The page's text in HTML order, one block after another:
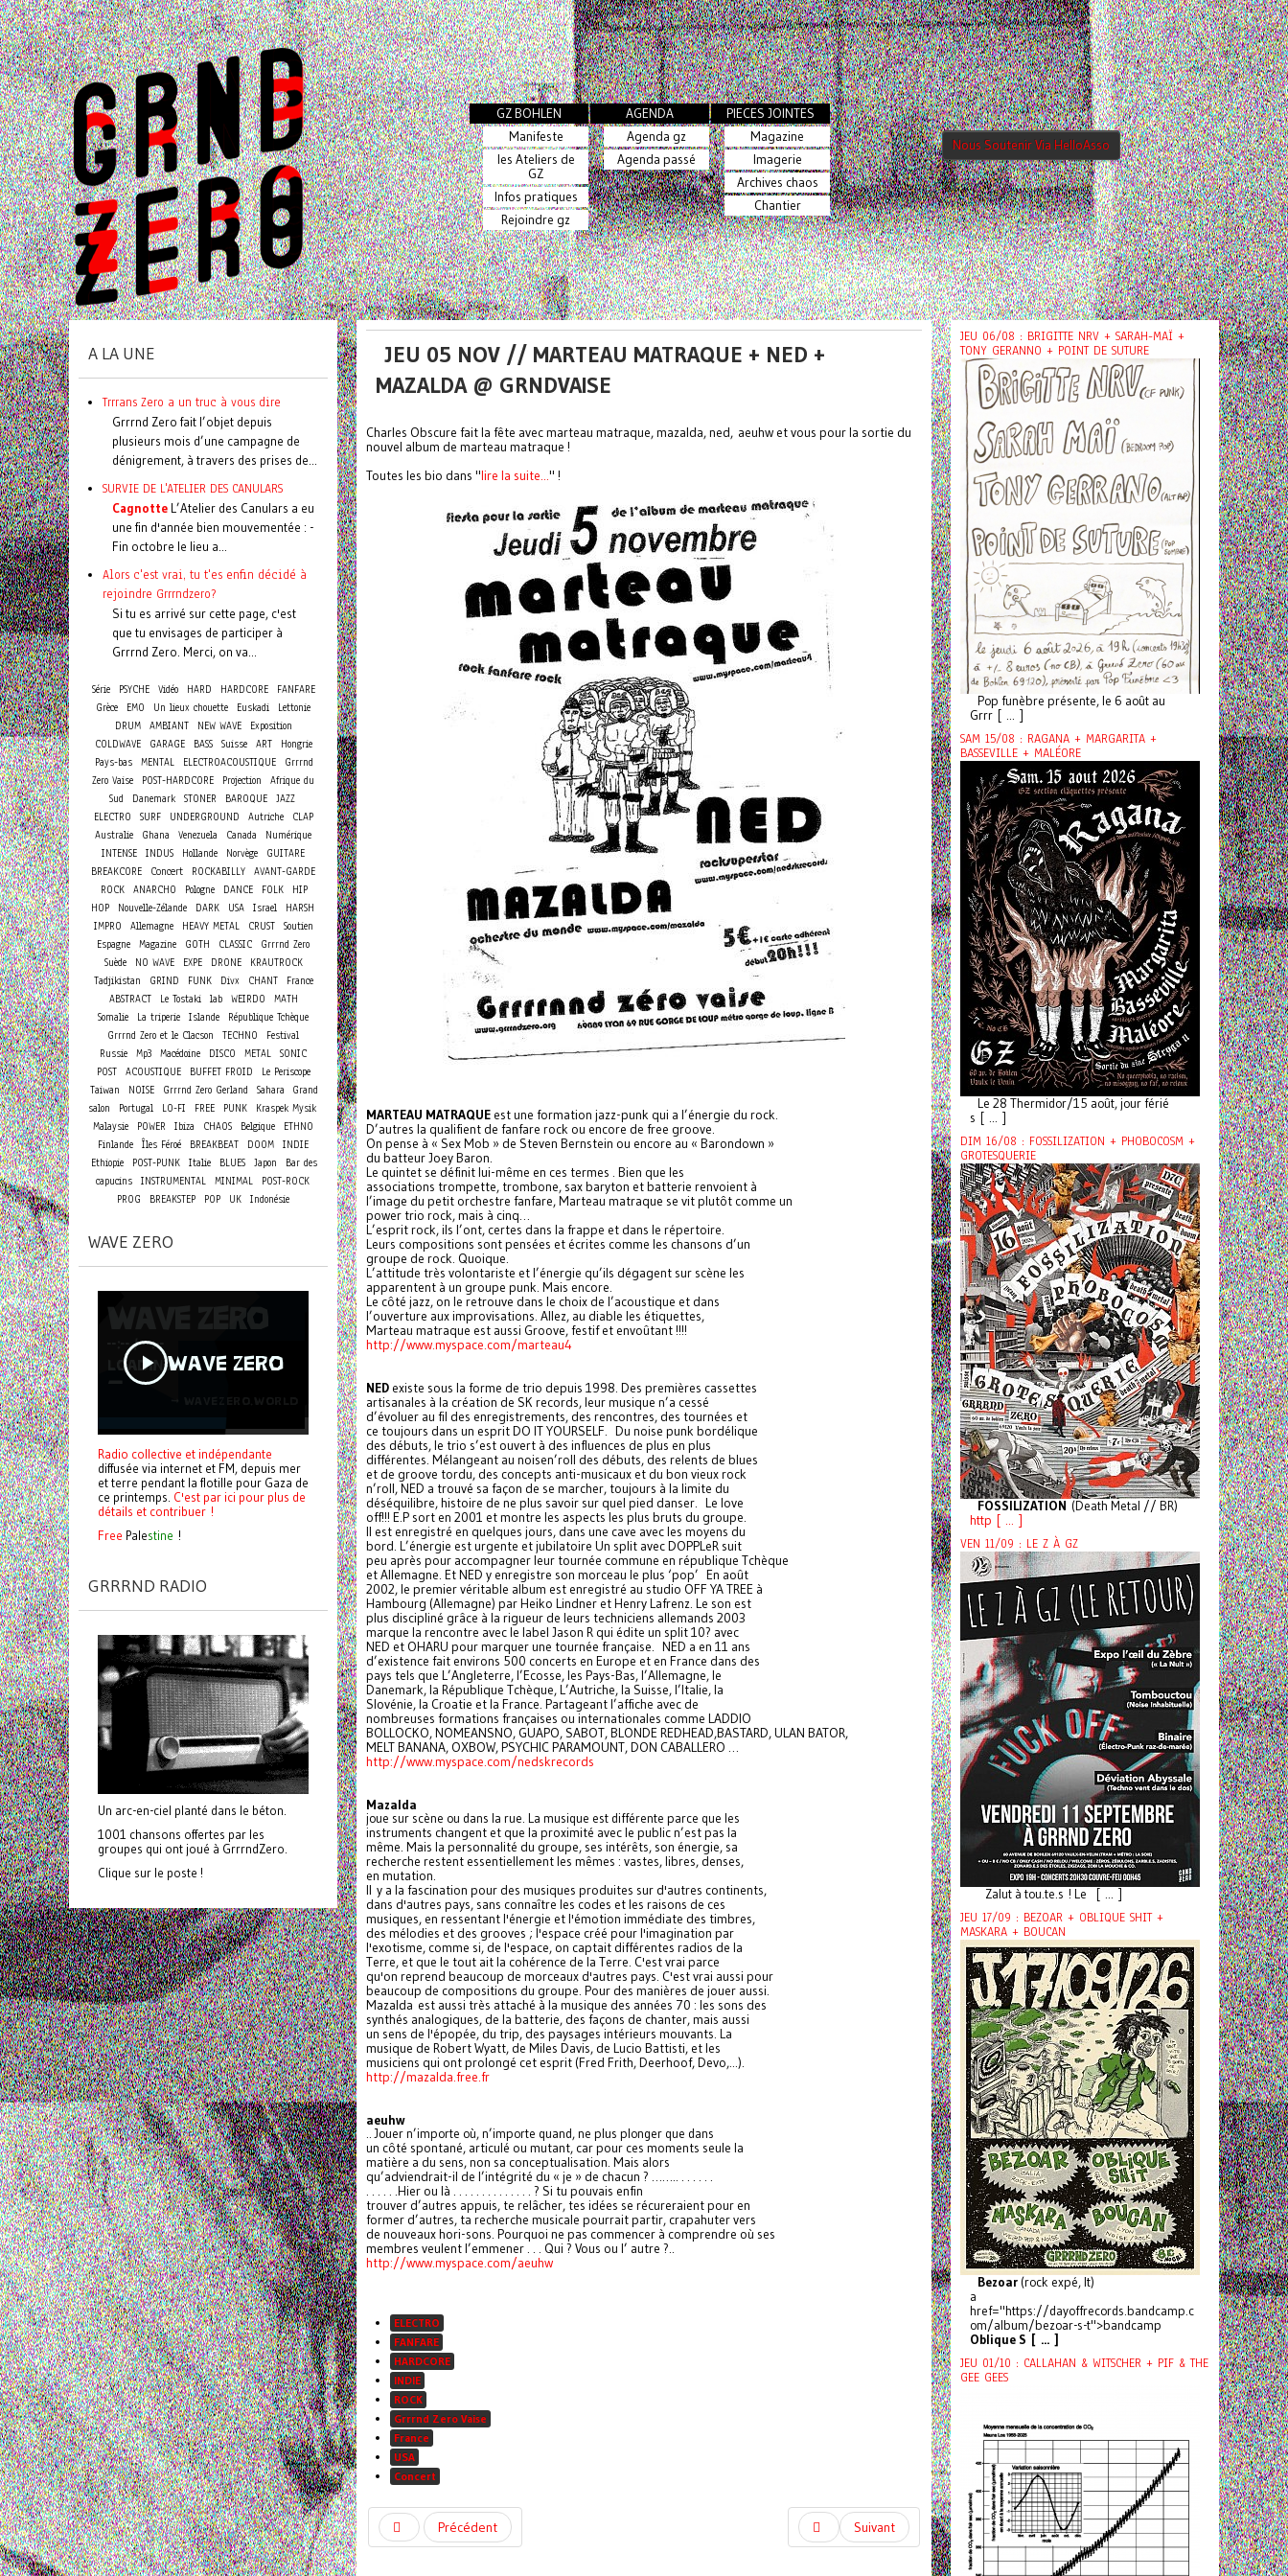
GZ BOHLEN
Manifeste
les Ateliers de
GZ
Infos pratiques
Rejoindre gz
AGENDA
Agenda gz
Agenda passé
PIECES JOINTES
Magazine
Imagerie
Archives chaos
Chantier
Nous Soutenir Via HelloAsso
JEU 05 NOV // MARTEAU MATRAQUE + NED +
MAZALDA @ GRNDVAISE
Charles Obscure fait la fête avec marteau matraque, mazalda, ned, aeuhw et vous pour la sortie du
nouvel album de marteau matraque !
Toutes les bio dans "lire la suite..." !
MARTEAU MATRAQUE est une formation jazz-punk qui a l’énergie du rock.
D’autres la qualifient de fanfare rock ou encore de free groove.
On pense à « Sex Mob » de Steven Bernstein ou encore au « Barondown »
du batteur Joey Baron.
Le quintet se définit lui-même en ces termes . Bien que les
associations trompette, trombone, sax baryton et batterie renvoient à
l’image du petit orchestre fanfare, Marteau matraque se vit plutôt comme un
power trio rock, mais à cinq…
L’esprit rock, ils l’ont, certes dans la frappe et dans le répertoire.
Leurs compositions sont pensées et écrites comme les chansons d’un
groupe de rock. Quoique.
L’attitude très volontariste et l’énergie qu’ils dégagent sur scène les
apparentent à un groupe punk. Mais encore.
Le côté jazz, on le retrouve dans le choix de l’acoustique et dans
l’ouverture aux improvisations. Allez, au diable les étiquettes,
Marteau matraque est aussi Groove, festif et envoûtant !!!!
http://www.myspace.com/marteau4
NED existe sous la forme de trio depuis 1998. Des premières cassettes
artisanales à la création de SK records, leur musique n’a cessé
d’évoluer au fil des enregistrements, des rencontres, des tournées et
ce toujours dans un esprit DO IT YOURSELF. Du noise punk bordélique
des débuts, le trio s’est ouvert à des influences de plus en plus
différentes. Mélangeant au noisen’roll des débuts, des relents de blues
et de groove tordu, des concepts anti-musicaux et du bon vieux rock
n’roll, NED a trouvé sa façon de se marcher, toujours à la limite du
déséquilibre, histoire de ne plus savoir sur quel pied danser. Le love
off!!! E.P sort en 2001 et montre les aspects les plus bruts du groupe.
Il est enregistré en quelques jours, dans une cave avec les moyens du
bord. L’énergie est urgente et jubilatoire Un split avec DOPPLeR suit
peu après pour accompagner leur tournée commune en république Tchèque
et Allemagne. Et NED y enregistre son morceau le plus ‘pop’ En août
2002, le premier véritable album est enregistré au studio OFF YA TREE à
Hambourg (Allemagne) par Heiko Lindner et Henry Lafrenz. Le son est
plus discipliné grâce à la rigueur de leurs techniciens allemands 2003
marque la rencontre avec le label Jason R qui édite un split 10? avec
NED et OHARU pour marquer une tournée française. NED a en 11 ans
d’existence fait environs 500 concerts en Europe et en France dans des
pays tels que L’Angleterre, l’Ecosse, les Pays-Bas, l’Allemagne, le
Danemark, la République Tchèque, L’Autriche, la Suisse, l’Italie, la
Slovénie, la Croatie et la France. Partageant l’affiche avec de
nombreuses formations françaises ou internationales comme LADDIO
BOLLOCKO, NOMEANSNO, GUAPO, SABOT, BLONDE REDHEAD,BASTARD, ULAN BATOR,
MELT BANANA, OXBOW, PSYCHIC PARAMOUNT, DON CABALLERO …
http://www.myspace.com/nedskrecords
Mazalda
joue sur scène ou dans la rue. La musique est différente parce que les
instruments changent et que la proximité avec le public n’est pas la
même. Mais la personnalité du groupe, ses intérêts, son énergie, sa
recherche restent essentiellement les mêmes : vastes, libres, denses,
en mutation.
Il y a la fascination pour des musiques produites sur d'autres continents,
dans d'autres pays, sans connaître les codes et les raisons de ces
musiques, en ressentant l'énergie et l'émotion immédiate des timbres,
des mélodies et des grooves ; l'espace créé pour l'imagination par
l'exotisme, comme si, de l'espace, on captait différentes radios de la
Terre, et que le tout ait la cohérence de la Terre. C'est vrai parce
qu'on reprend beaucoup de morceaux d'autres pays. C'est vrai aussi pour
beaucoup de compositions du groupe. Pour des manières de jouer aussi.
Mazalda est aussi très attaché à la musique des années 70 : les sons des
synthés analogiques, de la batterie, des façons de chanter, mais aussi
un sens de l'épopée, du trip, des paysages intérieurs mouvants. La
musique de Robert Wyatt, de Miles Davis, de Lucio Battisti, et les
musiciens qui ont prolongé cet esprit (Fred Frith, Deerhoof, Devo,...).
http://mazalda.free.fr
aeuhw
.. Jouer n’importe où, n’importe quand, ne plus plonger que dans
un côté spontané, articulé ou mutant, car pour ces moments seule la
matière a du sens, non sa conceptualisation. Mais alors
qu’adviendrait-il de l’intégrité du « je » de chacun ? …….. . . . . . .
. . . . . .Hier ou là . . . . . . . . . . . . . . ? Si tu pouvais enfin
trouver d’autres appuis, te relâcher, tes idées se récureraient pour en
former d’autres, ta recherche musicale pourrait partir, crapahuter vers
de nouveaux hori-sons. Pourquoi ne pas commencer à comprendre où ses
membres veulent l’emmener . . . Qui ? Vous ou l’ autre ?..
http://www.myspace.com/aeuhw
ELECTRO
FANFARE
HARDCORE
INDIE
ROCK
Grrrnd Zero Vaise
France
USA
Concert
Précédent Suivant
A LA UNE
Trrrans Zero a un truc à vous dire
Grrrnd Zero fait l’objet depuis
plusieurs mois d’une campagne de
dénigrement, à travers des prises de...
SURVIE DE L'ATELIER DES CANULARS
Cagnotte L’Atelier des Canulars a eu
une fin d'année bien mouvementée : -
Fin octobre le lieu a...
Alors c'est vrai, tu t'es enfin décidé à
rejoindre Grrrndzero?
Si tu es arrivé sur cette page, c'est
que tu envisages de participer à
Grrrnd Zero. Merci, on va...
Série PSYCHE Vidéo HARD HARDCORE
FANFARE
Grèce
EMO Un lieux chouette Euskadi
Lettonie
DRUM
AMBIANT NEW WAVE
Exposition
COLDWAVE
GARAGE BASS Suisse ART
Hongrie
Pays-bas MENTAL ELECTROACOUSTIQUE
Grrrnd
Zero Vaise
POST-HARDCORE Projection
Afrique du
Sud
Danemark STONER BAROQUE JAZZ
ELECTRO
SURF UNDERGROUND Autriche
CLAP
Australie
Ghana Venezuela Canada
Numérique
INTENSE INDUS Hollande Norvège
GUITARE
BREAKCORE
Concert ROCKABILLY AVANT-GARDE
ROCK ANARCHO Pologne DANCE FOLK
HIP
HOP
Nouvelle-Zélande DARK USA Israel
HARSH
IMPRO
Allemagne HEAVY METAL CRUST
Soutien
Espagne Magazine GOTH CLASSIC
Grrrnd Zero
Suède
NO WAVE EXPE DRONE
KRAUTROCK
Tadjikistan
GRIND FUNK Divx CHANT
France
ABSTRACT
Le Tostaki lab WEIRDO
MATH
Somalie
La triperie Islande
République Tchèque
Grrrnd Zero et le Clacson
TECHNO
Festival
Russie Mp3 Macédoine DISCO METAL SONIC
POST
ACOUSTIQUE BUFFET FROID
Le Periscope
Taiwan
NOISE Grrrnd Zero Gerland Sahara
Grand
salon
Portugal LO-FI FREE PUNK
Kraspek Mysik
Malaysie
POWER Ibiza CHAOS Belgique
ETHNO
Finlande Îles Féroé BREAKBEAT DOOM INDIE
Ethiopie
POST-PUNK Italie BLUES Japon
Bar des
capucins
INSTRUMENTAL MINIMAL
POST-ROCK
PROG
BREAKSTEP POP UK Indonésie
WAVE ZERO
Radio collective et indépendante
diffusée via internet et FM, depuis mer
et terre pendant la flotille pour Gaza de
ce printemps. C'est par ici pour plus de
détails et contribuer !
Free Palestine !
GRRRND RADIO
Un arc-en-ciel planté dans le béton.
1001 chansons offertes par les
groupes qui ont joué à GrrrndZero.
Clique sur le poste !
JEU 06/08 : BRIGITTE NRV + SARAH-MAÏ +
TONY GERANNO + POINT DE SUTURE
Pop funèbre présente, le 6 août au
Grrr [ ... ]
SAM 15/08 : RAGANA + MARGARITA +
BASSEVILLE + MALÉORE
Le 28 Thermidor/15 août, jour férié
s [ ... ]
DIM 16/08 : FOSSILIZATION + PHOBOCOSM +
GROTESQUERIE
FOSSILIZATION (Death Metal // BR)
http [ ... ]
VEN 11/09 : LE Z À GZ
Zalut à tou.te.s ! Le [ ... ]
JEU 17/09 : BEZOAR + OBLIQUE SHIT +
MASKARA + BOUCAN
Bezoar (rock expé, It)
a
href="https://dayoffrecords.bandcamp.c
om/album/bezoar-s-t">bandcamp
Oblique S [ ... ]
JEU 01/10 : CALLAHAN & WITSCHER + PIF & THE
GEE GEES